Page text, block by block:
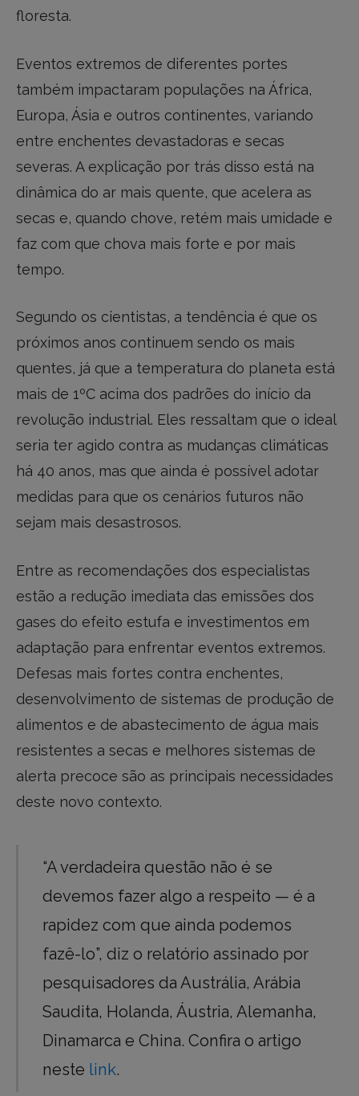
floresta.
Eventos extremos de diferentes portes
também impactaram populações na África,
Europa, Ásia e outros continentes, variando
entre enchentes devastadoras e secas
severas. A explicação por trás disso está na
dinâmica do ar mais quente, que acelera as
secas e, quando chove, retém mais umidade e
faz com que chova mais forte e por mais
tempo.
Segundo os cientistas, a tendência é que os
próximos anos continuem sendo os mais
quentes, já que a temperatura do planeta está
mais de 1ºC acima dos padrões do início da
revolução industrial. Eles ressaltam que o ideal
seria ter agido contra as mudanças climáticas
há 40 anos, mas que ainda é possível adotar
medidas para que os cenários futuros não
sejam mais desastrosos.
Entre as recomendações dos especialistas
estão a redução imediata das emissões dos
gases do efeito estufa e investimentos em
adaptação para enfrentar eventos extremos.
Defesas mais fortes contra enchentes,
desenvolvimento de sistemas de produção de
alimentos e de abastecimento de água mais
resistentes a secas e melhores sistemas de
alerta precoce são as principais necessidades
deste novo contexto.
“A verdadeira questão não é se
devemos fazer algo a respeito — é a
rapidez com que ainda podemos
fazê-lo”, diz o relatório assinado por
pesquisadores da Austrália, Arábia
Saudita, Holanda, Áustria, Alemanha,
Dinamarca e China. Confira o artigo
neste link.